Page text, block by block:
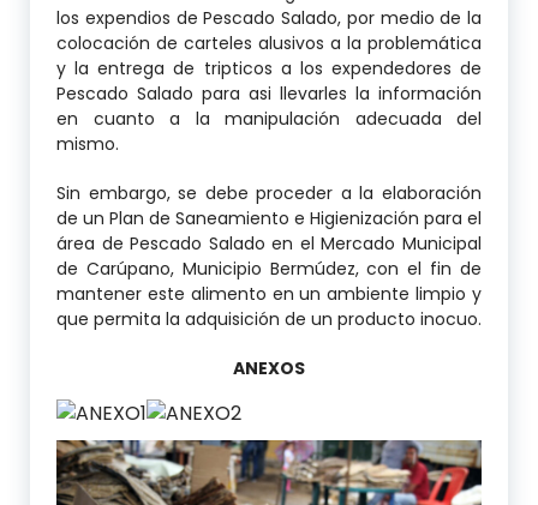
los expendios de Pescado Salado, por medio de la
colocación de carteles alusivos a la problemática
y la entrega de tripticos a los expendedores de
Pescado Salado para asi llevarles la información
en cuanto a la manipulación adecuada del
mismo.
Sin embargo, se debe proceder a la elaboración
de un Plan de Saneamiento e Higienización para el
área de Pescado Salado en el Mercado Municipal
de Carúpano, Municipio Bermúdez, con el fin de
mantener este alimento en un ambiente limpio y
que permita la adquisición de un producto inocuo.
ANEXOS